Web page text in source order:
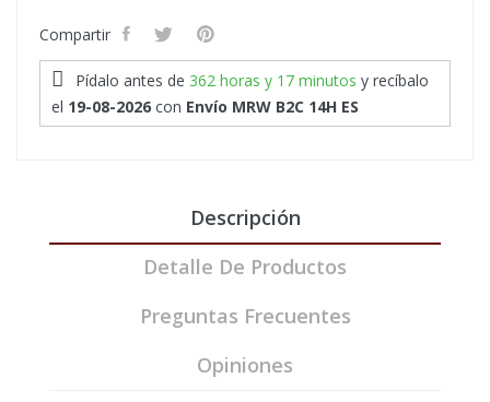
Compartir
Pídalo antes de 362 horas y 17 minutos y recíbalo
el 19-08-2026 con Envío MRW B2C 14H ES
Descripción
Detalle De Productos
Preguntas Frecuentes
Opiniones